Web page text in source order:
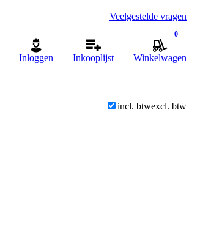
Veelgestelde vragen
Inloggen Inkooplijst
0
Winkelwagen
incl. btwexcl. btw